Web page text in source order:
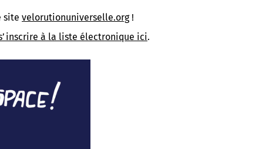
site velorutionuniverselle.org!
à la liste électronique ici.